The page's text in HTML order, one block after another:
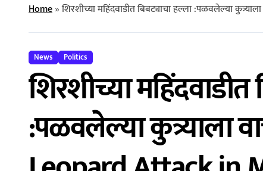
Home»शिरशीच्या महिंदवाडीत बिबट्याचा हल्ला :पळवलेल्या
News Politics
शिरशीच्या
:पळवलेल्या कुत्र्याला